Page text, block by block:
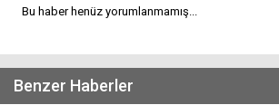
Bu haber henüz yorumlanmamış...
Benzer Haberler